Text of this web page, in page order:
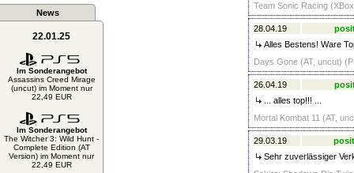
News
22.01.25
Im Sonderangebot
Assassins Creed Mirage
(uncut) im Moment nur
22,49 EUR
Im Sonderangebot
The Witcher 3: Wild Hunt -
Complete Edition (AT
Version) im Moment nur
22,49 EUR
Team Sonic Racing
28.04.19
Alles Bestens! Ware
Days Gone (AT, uncut)
26.04.19
... alles top!!! ...
Mortal Kombat 11 (AT,
29.03.19
Sehr zuverlässiger